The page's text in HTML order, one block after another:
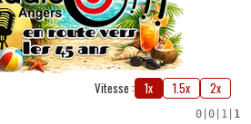
Vitesse : 1x 1.5x 2x
0 0 1 1